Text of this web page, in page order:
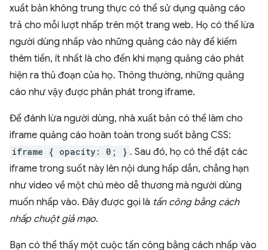
xuất bản không trung thực có thể sử dụng quảng cáo
trả cho mỗi lượt nhấp trên một trang web. Họ có thể lừa
người dùng nhấp vào những quảng cáo này để kiếm
thêm tiền, ít nhất là cho đến khi mạng quảng cáo phát
hiện ra thủ đoạn của họ. Thông thường, những quảng
cáo như vậy được phân phát trong iframe.
Để đánh lừa người dùng, nhà xuất bản có thể làm cho
iframe quảng cáo hoàn toàn trong suốt bằng CSS:
iframe { opacity: 0; } . Sau đó, họ có thể đặt các
iframe trong suốt này lên nội dung hấp dẫn, chẳng hạn
như video về một chú mèo dễ thương mà người dùng
muốn nhấp vào. Đây được gọi là tấn công bằng cách
nhấp chuột giả mạo.
Bạn có thể thấy một cuộc tấn công bằng cách nhấp vào